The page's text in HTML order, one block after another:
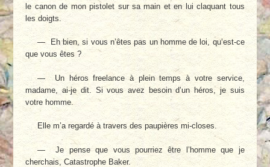
le canon de mon pistolet sur sa main et en lui claquant tous
les doigts.
— Eh bien, si vous n’êtes pas un homme de loi, qu’est-ce
que vous êtes ?
— Un héros freelance à plein temps à votre service,
madame, ai-je dit. Si vous avez besoin d’un héros, je suis
votre homme.
Elle m’a regardé à travers des paupières mi-closes.
— Je pense que vous pourriez être l’homme que je
cherchais, Catastrophe Baker.